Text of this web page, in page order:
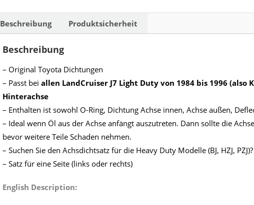
Beschreibung Produktsicherheit
Beschreibung
– Original Toyota Dichtungen
– Passt bei allen LandCruiser J7 Light Duty von 1984 bis 1996 (also
Hinterachse
– Enthalten ist sowohl O-Ring, Dichtung Achse innen, Achse außen,
– Ideal wenn Öl aus der Achse anfängt auszutreten. Dann sollte die
bevor weitere Teile Schaden nehmen.
– Suchen Sie den Achsdichtsatz für die Heavy Duty Modelle (BJ, HZJ, PZJ)?
– Satz für eine Seite (links oder rechts)
English Description: